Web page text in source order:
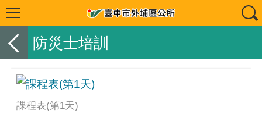
防災士培訓
課程表(第1天)